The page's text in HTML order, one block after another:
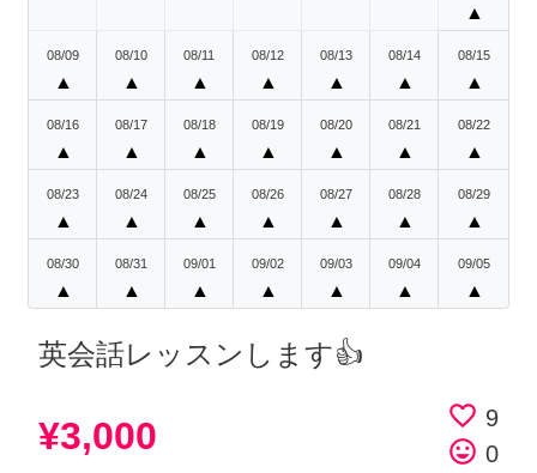
▲
08/09
▲
08/10
▲
08/11
▲
08/12
▲
08/13
▲
08/14
▲
08/15
▲
08/16
▲
08/17
▲
08/18
▲
08/19
▲
08/20
▲
08/21
▲
08/22
▲
08/23
▲
08/24
▲
08/25
▲
08/26
▲
08/27
▲
08/28
▲
08/29
▲
08/30
▲
08/31
▲
09/01
▲
09/02
▲
09/03
▲
09/04
▲
09/05
▲
英会話レッスンします👍
¥3,000 favorite_border 9
tag_faces 0